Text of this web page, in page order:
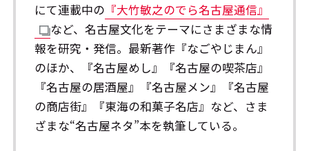
にて連載中の 『大竹敏之のでら名古屋通信』
など、名古屋文化をテーマにさまざまな情
報を研究・発信。最新著作『なごやじまん』
のほか、『名古屋めし』『名古屋の喫茶店』
『名古屋の居酒屋』『名古屋メン』『名古屋
の商店街』『東海の和菓子名店』など、さま
ざまな“名古屋ネタ”本を執筆している。